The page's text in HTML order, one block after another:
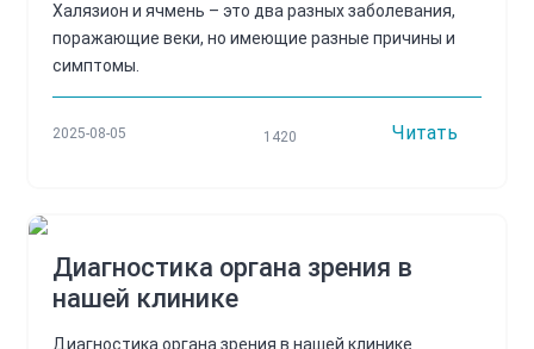
Халязион и ячмень – это два разных заболевания,
поражающие веки, но имеющие разные причины и
симптомы.
2025-08-05 1420 Читать
Диагностика органа зрения в
нашей клинике
Диагностика органа зрения в нашей клинике